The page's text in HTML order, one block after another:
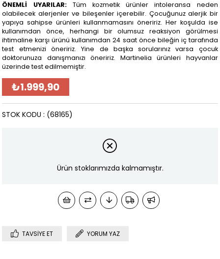
ÖNEMLİ UYARILAR: Tüm kozmetik ürünler intoleransa neden
olabilecek alerjenler ve bileşenler içerebilir. Çocuğunuz alerjik bir
yapıya sahipse ürünleri kullanmamasını öneririz. Her koşulda ise
kullanımdan önce, herhangi bir olumsuz reaksiyon görülmesi
ihtimaline karşı ürünü kullanımdan 24 saat önce bileğin iç tarafında
test etmenizi öneririz. Yine de başka sorularınız varsa çocuk
doktorunuza danışmanızı öneririz. Martinelia ürünleri hayvanlar
üzerinde test edilmemiştir.
₺1.999,90
(68165)
STOK KODU
Ürün stoklarımızda kalmamıştır.
TAVSIYE ET YORUM YAZ